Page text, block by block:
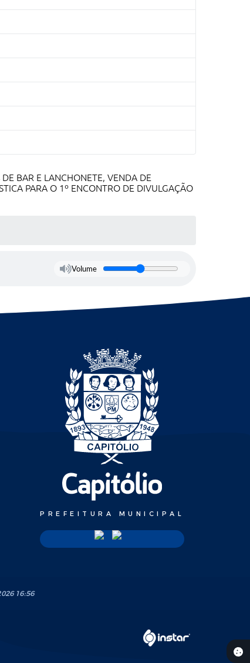
BAR E LANCHONETE, VENDA DE
PARA O 1º ENCONTRO DE DIVULGAÇÃO
Volume
PREFEITURA MUNICIPAL
16:56